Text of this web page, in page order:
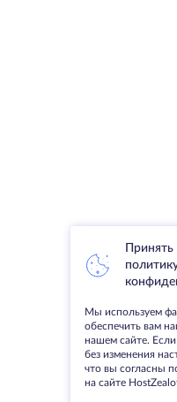
Мы используем
обеспечить вам
нашем сайте.
без изменения
что вы согласны
на сайте